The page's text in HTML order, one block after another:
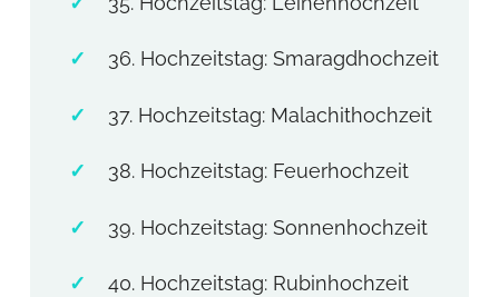
36. Hochzeitstag: Smaragdhochzeit
37. Hochzeitstag: Malachithochzeit
38. Hochzeitstag: Feuerhochzeit
39. Hochzeitstag: Sonnenhochzeit
40. Hochzeitstag: Rubinhochzeit